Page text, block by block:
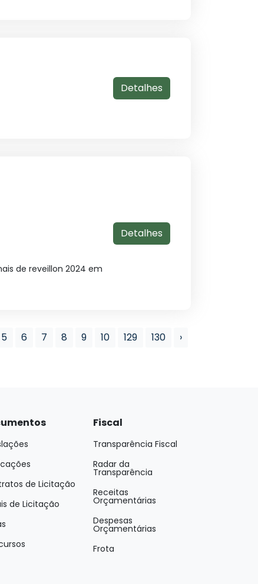
Detalhes
de reveillon 2024 em
Detalhes
5 6 7 8 9 10 129 130 ›
de Licitação
de Licitação
Fiscal
Transparência Fiscal
Radar da
Transparência
Receitas
Orçamentárias
Despesas
Orçamentárias
Frota